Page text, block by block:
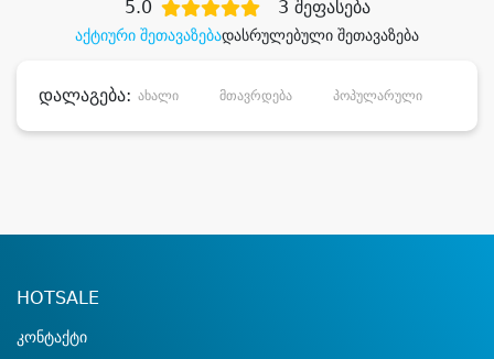
აქტიური შეთავაზებადასრულებული შეთავაზება
5.0 3 შეფასება
დალაგება: ახალი მთავრდება პოპულარული
HOTSALE
კონტაქტი